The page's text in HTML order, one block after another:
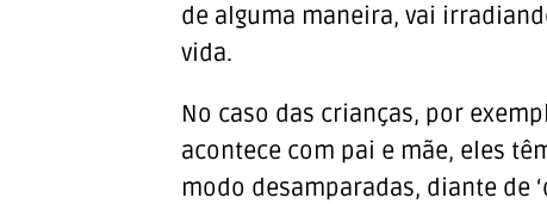
de alguma maneira, vai
vida.
No caso das crianças, por
acontece com pai e mãe, eles
modo desamparadas, diante de